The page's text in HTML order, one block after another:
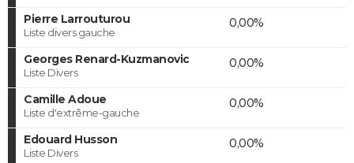
Pierre Larrouturou
Liste divers gauche
0,00%
Georges Renard-Kuzmanovic
Liste Divers
0,00%
Camille Adoue
Liste d'extrême-gauche
0,00%
Edouard Husson
Liste Divers
0,00%